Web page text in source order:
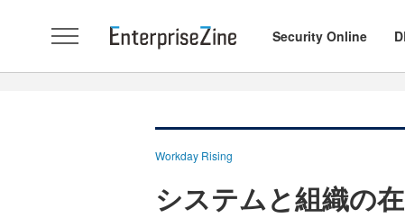
Security Online
Workday Rising
システムと組織の